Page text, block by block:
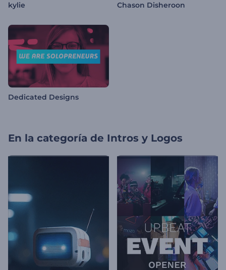
kylie Chason Disheroon
Dedicated Designs
En la categoría de Intros y Logos